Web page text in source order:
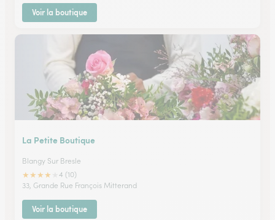
Voir la boutique
La Petite Boutique
Blangy Sur Bresle
★★★★
4 (10)
33, Grande Rue François Mitterand
Voir la boutique